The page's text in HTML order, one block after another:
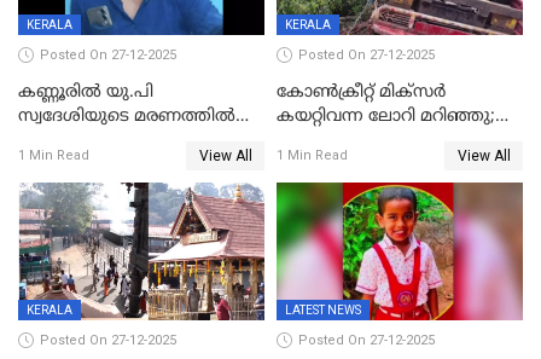
KERALA
Posted On 27-12-2025
കണ്ണൂരിൽ യു.പി
സ്വദേശിയുടെ മരണത്തിൽ
കേസ്; തർക്കമുണ്ടായത്
ഫേഷ്യലിന് 300 രൂപ
ആവശ്യപ്പെട്ടതിനെച്ചൊല്ലി
1 Min Read View All
KERALA
Posted On 27-12-2025
കോണ്‍ക്രീറ്റ് മിക്‌സര്‍
കയറ്റിവന്ന ലോറി മറിഞ്ഞു;
അപകടം കണ്ണൂരിൽ
1 Min Read View All
KERALA
Posted On 27-12-2025
LATEST NEWS
Posted On 27-12-2025